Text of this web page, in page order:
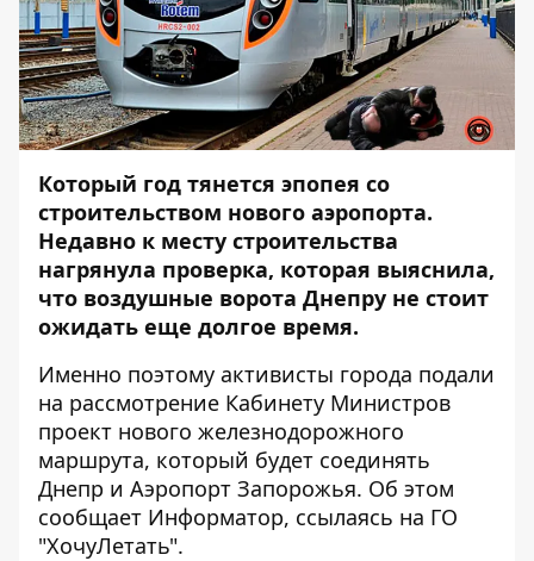
Который год тянется эпопея со
строительством нового аэропорта.
Недавно к месту строительства
нагрянула проверка, которая выяснила,
что воздушные ворота Днепру не стоит
ожидать еще долгое время.
Именно поэтому активисты города подали
на рассмотрение Кабинету Министров
проект нового железнодорожного
маршрута, который будет соединять
Днепр и Аэропорт Запорожья. Об этом
сообщает Информатор, ссылаясь на ГО
"ХочуЛетать".